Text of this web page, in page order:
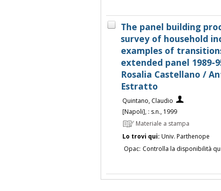
The panel building
survey of household
examples of
extended panel 1989-
Rosalia Castellano /
Estratto
Quintano, Claudio
[Napoli], : s.n., 1999
Materiale a stampa
Lo trovi qui: Univ. Parthenope
Opac: Controlla la disponibilità